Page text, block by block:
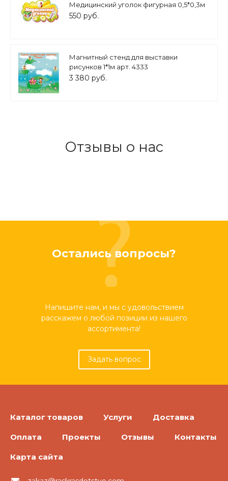
Медицинский уголок фигурная 0,5*0,3м
арт. 7586
550 руб.
Магнитный стенд для выставки
рисунков 1*1м арт. 4333
3 380 руб.
Отзывы о нас
Остались вопросы?
Напишите нам, и мы с удовольствием
расскажем о любой позиции из нашего
ассортимента!
Задать вопрос
Каталог товаров Услуги Доставка
Оплата Проекты Отзывы Контакты
Карта сайта